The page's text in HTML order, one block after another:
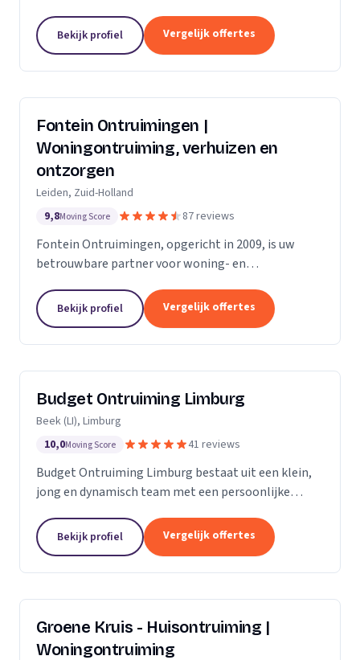
Bekijk profiel Vergelijk offertes
Fontein Ontruimingen |
Woningontruiming, verhuizen en
ontzorgen
Leiden, Zuid-Holland
9,8Moving Score 87 reviews
Fontein Ontruimingen, opgericht in 2009, is uw
betrouwbare partner voor woning- en
opleveringen. Met onze diensten, die zich
uitstrekken over Midden- en...
Bekijk profiel Vergelijk offertes
Budget Ontruiming Limburg
Beek (LI), Limburg
10,0Moving Score 41 reviews
Budget Ontruiming Limburg bestaat uit een klein,
jong en dynamisch team met een persoonlijke
de kwaliteit leveren die u uiteraard belangrijk vindt.
Bekijk profiel Vergelijk offertes
Groene Kruis - Huisontruiming |
Woningontruiming